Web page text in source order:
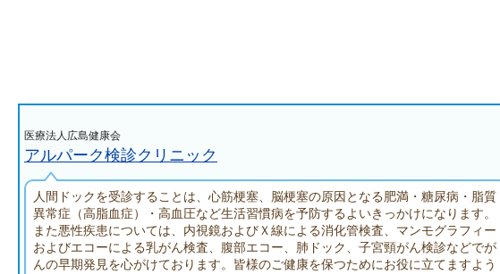
医療法人広島健康会
アルパーク検診クリニック
人間ドックを受診することは、心筋梗塞、脳梗塞の原因となる肥満・糖尿病・脂質
異常症（高脂血症）・高血圧など生活習慣病を予防するよいきっかけになります。
また悪性疾患については、内視鏡およびＸ線による消化管検査、マンモグラフィー
およびエコーによる乳がん検査、腹部エコー、肺ドック、子宮頸がん検診などでが
んの早期発見を心がけております。皆様のご健康を保つためにお役に立てますよう